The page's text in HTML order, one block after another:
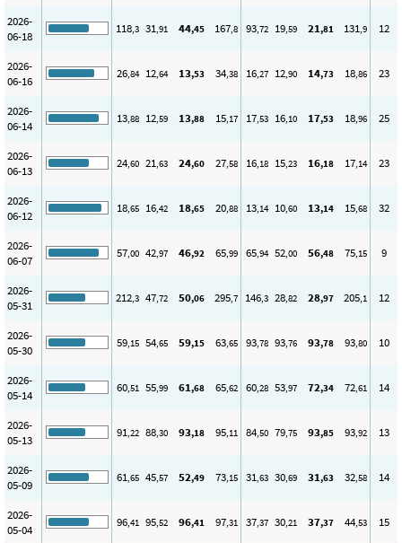
2026-
06-18
118,3 31,91 44,45 167,8 93,72 19,59 21,81 131,9 12
2026-
06-16
26,84 12,64 13,53 34,38 16,27 12,90 14,73 18,86 23
2026-
06-14
13,88 12,59 13,88 15,17 17,53 16,10 17,53 18,96 25
2026-
06-13
24,60 21,63 24,60 27,58 16,18 15,23 16,18 17,14 23
2026-
06-12
18,65 16,42 18,65 20,88 13,14 10,60 13,14 15,68 32
2026-
06-07
57,00 42,97 46,92 65,99 65,94 52,00 56,48 75,15 9
2026-
05-31
212,3 47,72 50,06 295,7 146,3 28,82 28,97 205,1 12
2026-
05-30
59,15 54,65 59,15 63,65 93,78 93,76 93,78 93,80 10
2026-
05-14
60,51 55,99 61,68 65,62 60,28 53,97 72,34 72,61 14
2026-
05-13
91,22 88,30 93,18 95,11 84,50 79,75 93,85 93,92 13
2026-
05-09
61,65 45,57 52,49 73,15 31,63 30,69 31,63 32,58 14
2026-
05-04
96,41 95,52 96,41 97,31 37,37 30,21 37,37 44,53 15